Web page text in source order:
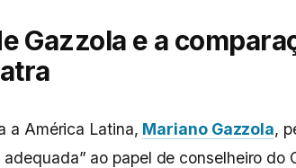
Gazzola e a
a América Latina, Mariano Gazzola,
ao papel de conselheiro do